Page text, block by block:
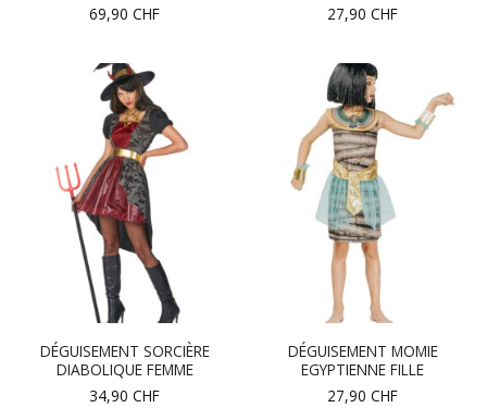
69,90 CHF
27,90 CHF
DÉGUISEMENT SORCIÈRE
DIABOLIQUE FEMME
34,90 CHF
DÉGUISEMENT MOMIE
EGYPTIENNE FILLE
27,90 CHF